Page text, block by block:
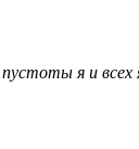
я и